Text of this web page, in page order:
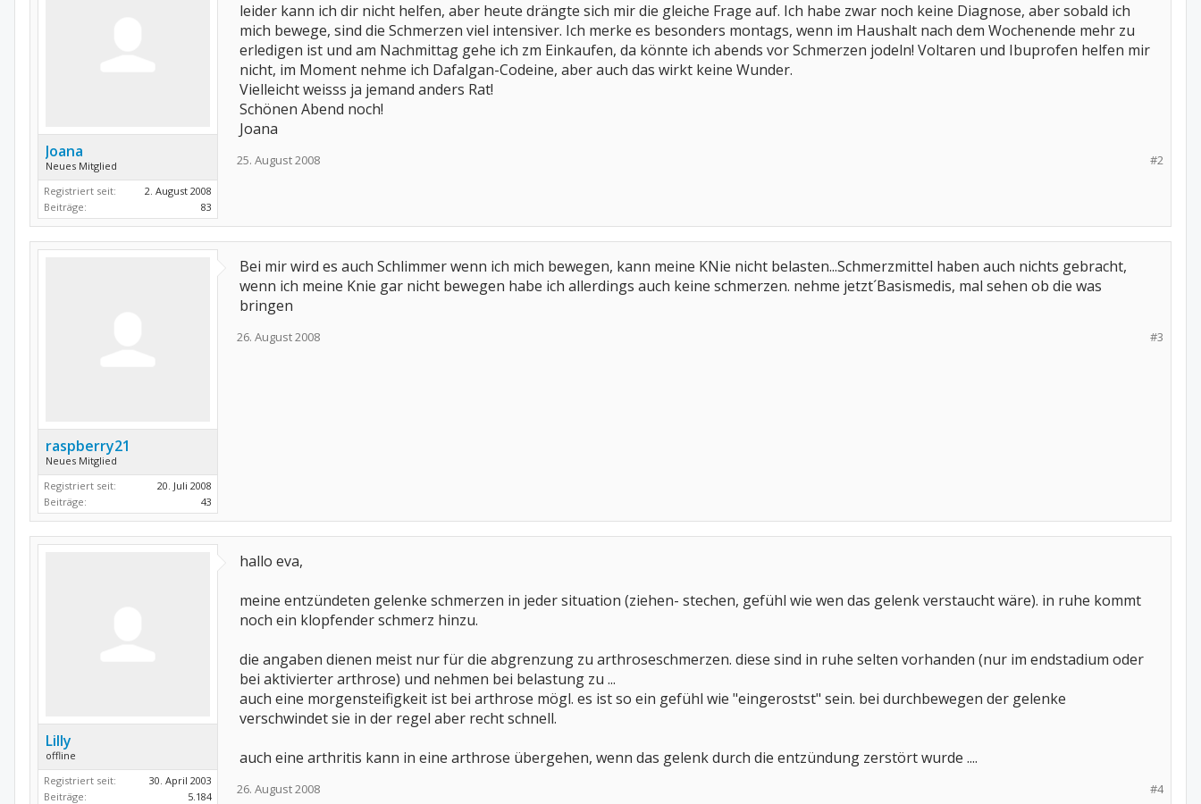
Joana
Neues Mitglied
Registriert seit:
2. August 2008
Beiträge:
83
leider kann ich dir nicht helfen, aber heute drängte sich mir die gleiche Frage auf. Ich habe zwar noch keine Diagnose, aber sobald ich
mich bewege, sind die Schmerzen viel intensiver. Ich merke es besonders montags, wenn im Haushalt nach dem Wochenende mehr zu
erledigen ist und am Nachmittag gehe ich zm Einkaufen, da könnte ich abends vor Schmerzen jodeln! Voltaren und Ibuprofen helfen mir
nicht, im Moment nehme ich Dafalgan-Codeine, aber auch das wirkt keine Wunder.
Vielleicht weisss ja jemand anders Rat!
Schönen Abend noch!
Joana
#2
25. August 2008
raspberry21
Neues Mitglied
Registriert seit:
20. Juli 2008
Beiträge:
43
Bei mir wird es auch Schlimmer wenn ich mich bewegen, kann meine KNie nicht belasten...Schmerzmittel haben auch nichts gebracht,
wenn ich meine Knie gar nicht bewegen habe ich allerdings auch keine schmerzen. nehme jetzt´Basismedis, mal sehen ob die was
bringen
#3
26. August 2008
Lilly
offline
Registriert seit:
30. April 2003
Beiträge:
5.184
hallo eva,
meine entzündeten gelenke schmerzen in jeder situation (ziehen- stechen, gefühl wie wen das gelenk verstaucht wäre). in ruhe kommt
noch ein klopfender schmerz hinzu.
die angaben dienen meist nur für die abgrenzung zu arthroseschmerzen. diese sind in ruhe selten vorhanden (nur im endstadium oder
bei aktivierter arthrose) und nehmen bei belastung zu ...
auch eine morgensteifigkeit ist bei arthrose mögl. es ist so ein gefühl wie "eingerostst" sein. bei durchbewegen der gelenke
verschwindet sie in der regel aber recht schnell.
auch eine arthritis kann in eine arthrose übergehen, wenn das gelenk durch die entzündung zerstört wurde ....
#4
26. August 2008